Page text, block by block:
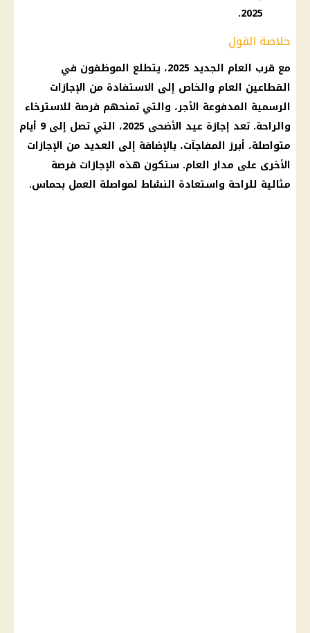
2025.
خلاصة القول
مع قرب العام الجديد 2025، يتطلع الموظفون في
القطاعين العام والخاص إلى الاستفادة من الإجازات
الرسمية المدفوعة الأجر، والتي تمنحهم فرصة للاسترخاء
والراحة. تعد إجازة عيد الأضحى 2025، التي تصل إلى 9 أيام
متواصلة، أبرز المفاجآت، بالإضافة إلى العديد من الإجازات
الأخرى على مدار العام. ستكون هذه الإجازات فرصة
مثالية للراحة واستعادة النشاط لمواصلة العمل بحماس.